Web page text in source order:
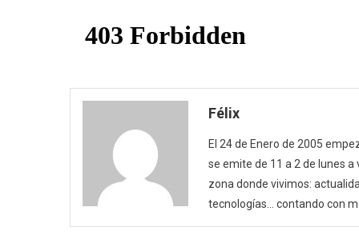
Félix
El 24 de Enero de 2005
se emite de 11 a 2 de lunes
zona donde vivimos:
tecnologías… contando con